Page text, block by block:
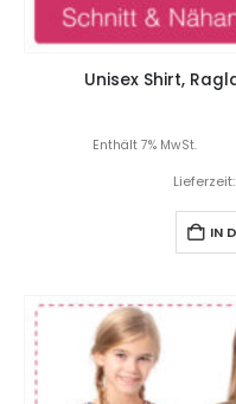
Unisex Shirt,
Enthält 7% MwSt.
IN